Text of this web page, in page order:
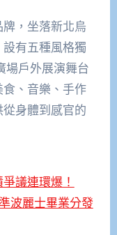
，坐落新北烏
有五種風格獨
場戶外展演舞台
、音樂、手作
身體到感官的
議連環爆！
波麗士畢業分發